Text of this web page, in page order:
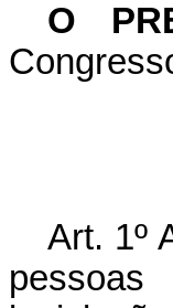
O
Art. 1º